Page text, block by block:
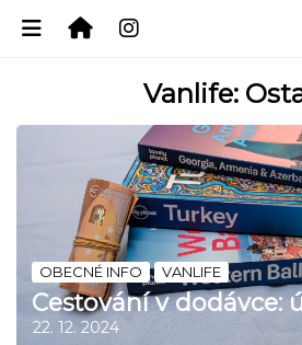
Vanlife:
OBECNÉ INFO VANLIFE
Cestování v dodávce:
22. 12. 2024